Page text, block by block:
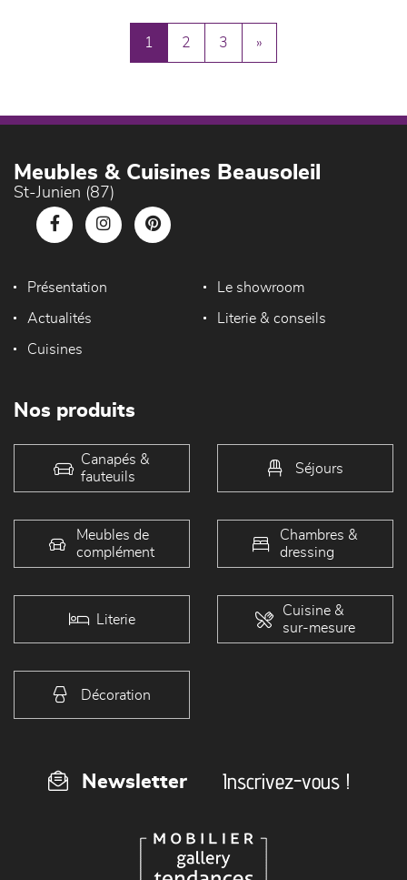
1 2 3 »
Meubles & Cuisines Beausoleil
St-Junien (87)
Présentation Le showroom
Actualités Literie & conseils
Cuisines
Nos produits
Canapés &
fauteuils
Séjours
Meubles de
complément
Chambres &
dressing
Literie
Cuisine &
sur-mesure
Décoration
Newsletter Inscrivez-vous !